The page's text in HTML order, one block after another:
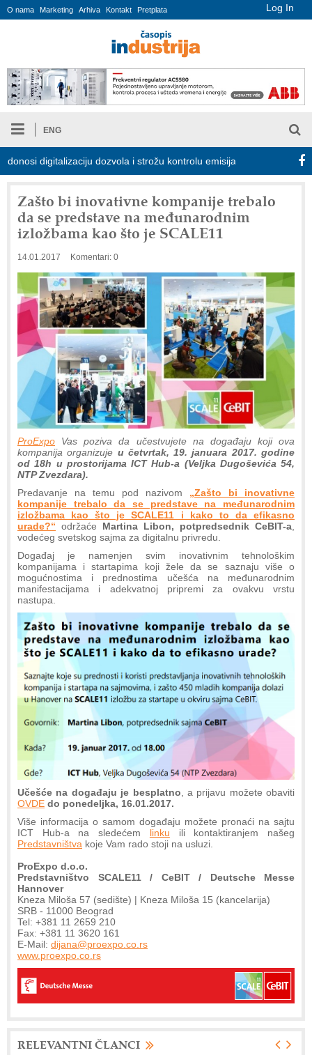
Log In
O nama Marketing Arhiva Kontakt Pretplata
ENG
digitalizaciju dozvola i strožu kontrolu emisija Proizvodnja
Zašto bi inovativne kompanije trebalo
da se predstave na međunarodnim
izložbama kao što je SCALE11
14.01.2017 Komentari: 0
ProExpo Vas poziva da učestvujete na događaju koji ova
kompanija organizuje u četvrtak, 19. januara 2017. godine
od 18h u prostorijama ICT Hub-a (Veljka Dugoševića 54,
NTP Zvezdara).
Predavanje na temu pod nazivom „Zašto bi inovativne
kompanije trebalo da se predstave na međunarodnim
izložbama kao što je SCALE11 i kako to da efikasno
urade?“ održaće Martina Libon, potpredsednik CeBIT-a
vodećeg svetskog sajma za digitalnu privredu.
Događaj je namenjen svim inovativnim tehnološkim
kompanijama i startapima koji žele da se saznaju više o
mogućnostima i prednostima učešća na međunarodnim
manifestacijama i adekvatnoj pripremi za ovakvu vrstu
nastupa.
Učešće na događaju je besplatno, a prijavu možete obaviti
OVDE do ponedeljka, 16.01.2017.
Više informacija o samom događaju možete pronaći na sajtu
ICT Hub-a na sledećem linku ili kontaktiranjem našeg
Predstavništva koje Vam rado stoji na usluzi.
ProExpo d.o.o.
Predstavništvo SCALE11 / CeBIT / Deutsche Messe
Hannover
Kneza Miloša 57 (sedište) | Kneza Miloša 15 (kancelarija)
SRB - 11000 Beograd
Tel: +381 11 2659 210
Fax: +381 11 3620 161
E-Mail: dijana@proexpo.co.rs
www.proexpo.co.rs
RELEVANTNI ČLANCI